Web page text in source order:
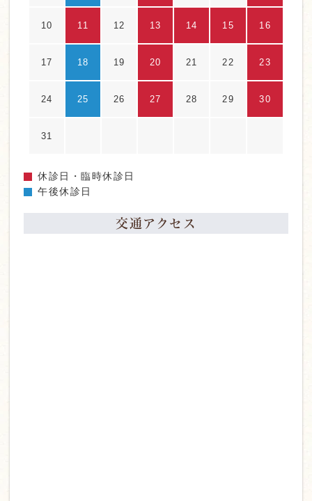
10 11 12 13 14 15 16
17 18 19 20 21 22 23
24 25 26 27 28 29 30
31
休診日・臨時休診日
午後休診日
交通アクセス